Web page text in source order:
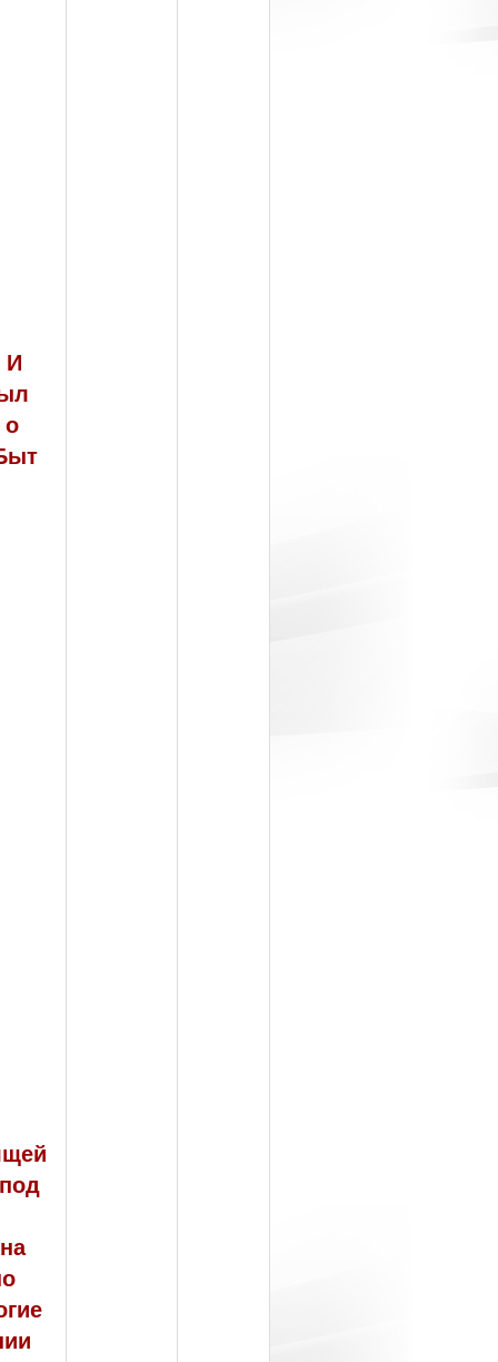
И
о